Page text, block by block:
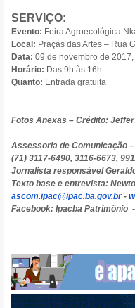
SERVIÇO:
Evento: Feira Agroecológica
Local: Praças das Artes – Rua
Data: 09 de novembro de
Horário: Das 9h às 16h
Quanto: Entrada gratuita
Fotos Anexas – Crédito:
Assessoria de Comunicação –
(71) 3117-6490, 3116-6673,
Jornalista responsável
Texto base e entrevista:
ascom.ipac@ipac.ba.gov.br-
Facebook: Ipacba Patrimônio